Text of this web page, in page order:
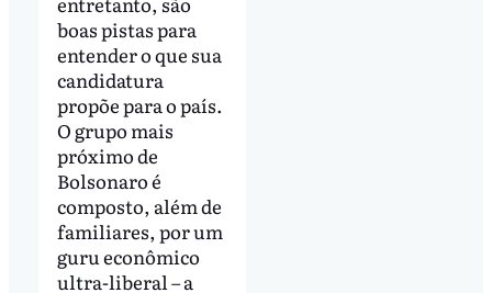
boas pistas para
entender o que sua
candidatura
propõe para o país.
O grupo mais
próximo de
Bolsonaro é
composto, além de
familiares, por um
guru econômico
ultra-liberal – a